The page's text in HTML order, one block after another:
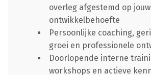
overleg afgestemd op jouw
ontwikkelbehoefte
Persoonlijke coaching,
groei en professionele
Doorlopende interne
workshops en actieve